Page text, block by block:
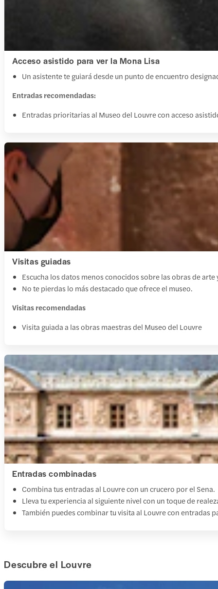
Acceso asistido para ver la Mona Lisa
Un asistente te guiará desde un punto de encuentro
Entradas recomendadas:
Entradas prioritarias al Museo del Louvre con acceso
Visitas guiadas
Escucha los datos menos conocidos sobre las obras de
No te pierdas lo más destacado que ofrece el museo.
Visitas recomendadas
Visita guiada a las obras maestras del Museo del Louvre
Entradas combinadas
Combina tus entradas al Louvre con un crucero por el Sena.
Lleva tu experiencia al siguiente nivel con un toque de
También puedes combinar tu visita al Louvre con entradas
Descubre el Louvre